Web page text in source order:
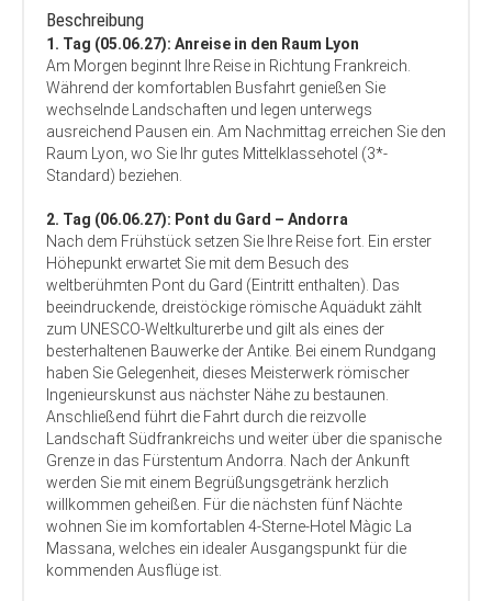
Beschreibung
1. Tag (05.06.27): Anreise in den Raum Lyon
Am Morgen beginnt Ihre Reise in Richtung Frankreich.
Während der komfortablen Busfahrt genießen Sie
wechselnde Landschaften und legen unterwegs
ausreichend Pausen ein. Am Nachmittag erreichen Sie den
Raum Lyon, wo Sie Ihr gutes Mittelklassehotel (3*-
Standard) beziehen.
2. Tag (06.06.27): Pont du Gard – Andorra
Nach dem Frühstück setzen Sie Ihre Reise fort. Ein erster
Höhepunkt erwartet Sie mit dem Besuch des
weltberühmten Pont du Gard (Eintritt enthalten). Das
beeindruckende, dreistöckige römische Aquädukt zählt
zum UNESCO-Weltkulturerbe und gilt als eines der
besterhaltenen Bauwerke der Antike. Bei einem Rundgang
haben Sie Gelegenheit, dieses Meisterwerk römischer
Ingenieurskunst aus nächster Nähe zu bestaunen.
Anschließend führt die Fahrt durch die reizvolle
Landschaft Südfrankreichs und weiter über die spanische
Grenze in das Fürstentum Andorra. Nach der Ankunft
werden Sie mit einem Begrüßungsgetränk herzlich
willkommen geheißen. Für die nächsten fünf Nächte
wohnen Sie im komfortablen 4-Sterne-Hotel Màgic La
Massana, welches ein idealer Ausgangspunkt für die
kommenden Ausflüge ist.